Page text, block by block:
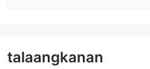
talaangkanan